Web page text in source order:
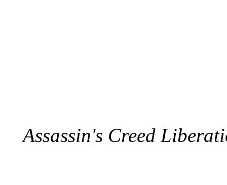
Assassin's Creed